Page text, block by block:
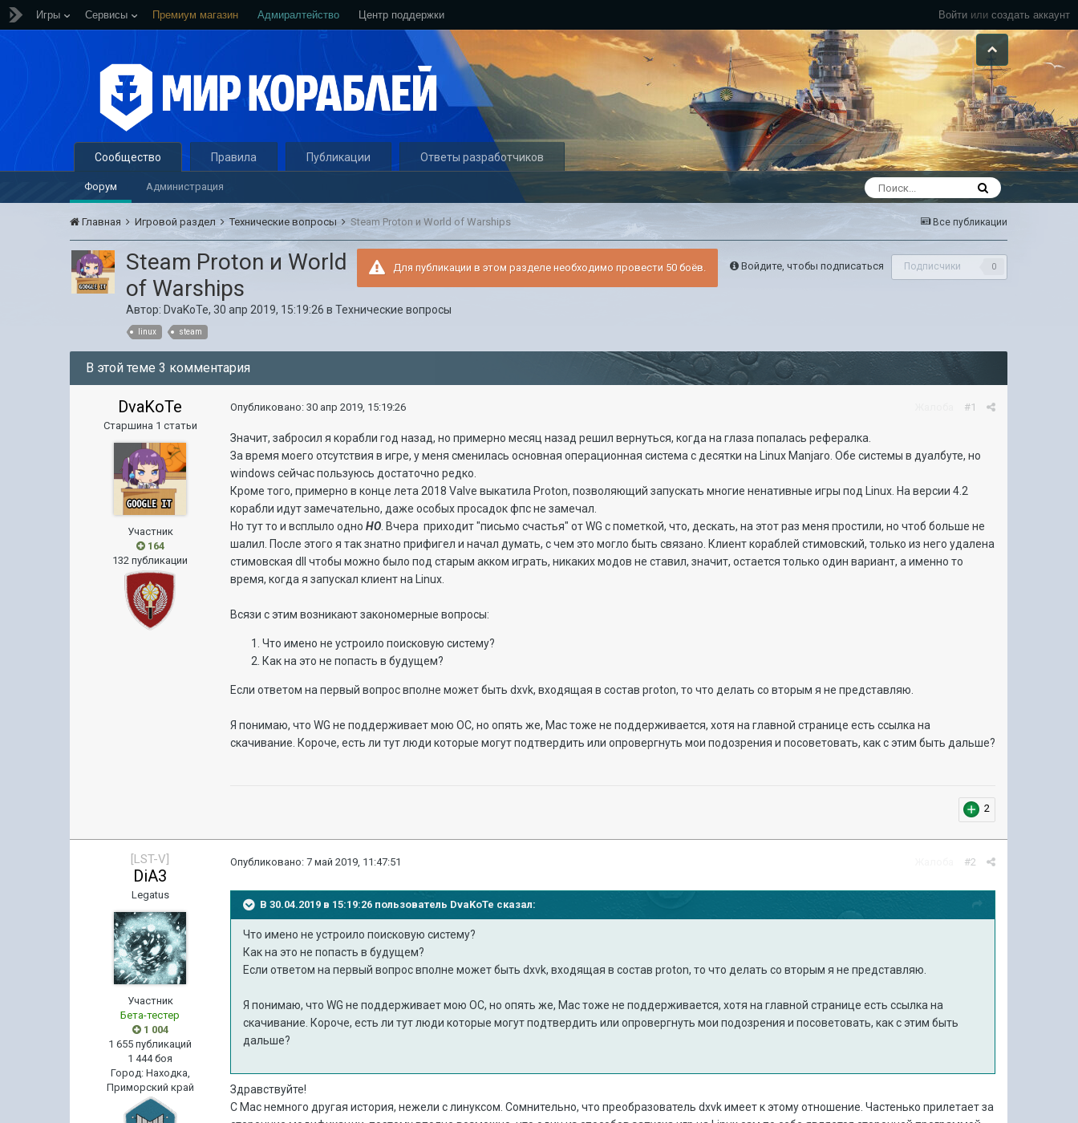
Войти или создать аккаунт
Игры Сервисы Премиум магазин Адмиралтейство Центр поддержки
Сообщество
Форум Администрация
Правила Публикации Ответы разработчиков
Все публикации
Главная Игровой раздел Технические вопросы Steam Proton и World of Warships
Войдите, чтобы подписаться Подписчики 0
Для публикации в этом разделе необходимо провести 50 боёв.
Steam Proton и World
of Warships
Автор: DvaKoTe,30 апр 2019, 15:19:26 вТехнические вопросы
linux steam
В этой теме 3 комментария
DvaKoTe
Старшина 1 статьи
Участник
164
132 публикации
#1
Опубликовано:30 апр 2019, 15:19:26
Значит, забросил я корабли год назад, но примерно месяц назад решил вернуться, когда на глаза попалась рефералка.
За время моего отсутствия в игре, у меня сменилась основная операционная система с десятки на Linux Manjaro. Обе системы в дуалбуте, но
windows сейчас пользуюсь достаточно редко.
Кроме того, примерно в конце лета 2018 Valve выкатила Proton, позволяющий запускать многие ненативные игры под Linux. На версии 4.2
корабли идут замечательно, даже особых просадок фпс не замечал.
Но тут то и всплыло одноНО Вчера приходит "письмо счастья" от WG с пометкой, что, дескать, на этот раз меня простили, но чтоб больше не
шалил. После этого я так знатно прифигел и начал думать, с чем это могло быть связано. Клиент кораблей стимовский, только из него удалена
стимовская dll чтобы можно было под старым акком играть, никаких модов не ставил, значит, остается только один вариант, а именно то
время, когда я запускал клиент на Linux.
Всязи с этим возникают закономерные вопросы:
Что имено не устроило поисковую систему?
Как на это не попасть в будущем?
Если ответом на первый вопрос вполне может быть dxvk, входящая в состав proton, то что делать со вторым я не представляю.
Я понимаю, что WG не поддерживает мою ОС, но опять же, Mac тоже не поддерживается, хотя на главной странице есть ссылка на
скачивание. Короче, есть ли тут люди которые могут подтвердить или опровергнуть мои подозрения и посоветовать, как с этим быть дальше?
2
[LST-V]
DiA3
Legatus
Участник
Бета-тестер
1 004
1 655 публикаций
1 444 боя
Город: Находка,
Приморский край
#2
Опубликовано:7 май 2019, 11:47:51
В 30.04.2019 в 15:19:26 пользователь DvaKoTe сказал:
Что имено не устроило поисковую систему?
Как на это не попасть в будущем?
Если ответом на первый вопрос вполне может быть dxvk, входящая в состав proton, то что делать со вторым я не представляю.
Я понимаю, что WG не поддерживает мою ОС, но опять же, Mac тоже не поддерживается, хотя на главной странице есть ссылка на
скачивание. Короче, есть ли тут люди которые могут подтвердить или опровергнуть мои подозрения и посоветовать, как с этим быть
дальше?
Здравствуйте!
C Mac немного другая история, нежели с линуксом. Сомнительно, что преобразователь dxvk имеет к этому отношение. Частенько прилетает за